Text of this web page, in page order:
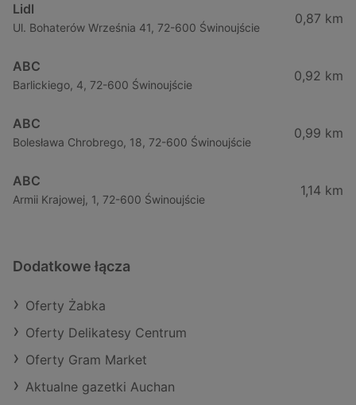
Lidl
Ul. Bohaterów Września 41, 72-600 Świnoujście
0,87 km
ABC
Barlickiego, 4, 72-600 Świnoujście
0,92 km
ABC
Bolesława Chrobrego, 18, 72-600 Świnoujście
0,99 km
ABC
Armii Krajowej, 1, 72-600 Świnoujście
1,14 km
Dodatkowe łącza
Oferty Żabka
Oferty Delikatesy Centrum
Oferty Gram Market
Aktualne gazetki Auchan